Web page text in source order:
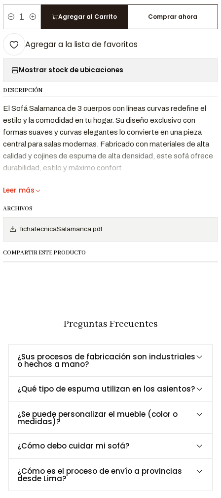
Cantidad
Agregar al Carrito Comprar ahora
Agregar a la lista de favoritos
Mostrar stock de ubicaciones
DESCRIPCIÓN
El Sofá Salamanca de 3 cuerpos con líneas curvas redefine el
estilo y la comodidad en tu hogar. Su diseño exclusivo con
formas suaves y curvas elegantes lo convierte en una pieza
central para salas modernas. Fabricado con materiales de alta
calidad y cojines de espuma de alta densidad, este sofá ofrece
durabilidad, estilo y máximo confort.
Beneficios Clave
Diseño
Elegante:
modernidad a cualquier sala.
Comodidad
Superior:
diseñados para ofrecer un soporte ergonómico y
Dimensiones y Especificaciones
EspecificaciónDetalle
Largo
210 cm
75 cm
Asiento
Espuma de 27 KG Densidad.
Personalización a Tu Medida
tu espacio y estilo.
Leer más
ARCHIVOS
fichatecnicaSalamanca.pdf
COMPARTIR ESTE PRODUCTO
Preguntas Frecuentes
¿Sus procesos de fabricación son industriales
o hechos a mano?
¿Qué tipo de espuma utilizan en los asientos?
¿Se puede personalizar el mueble (color o
medidas)?
¿Cómo debo cuidar mi sofá?
¿Cómo es el proceso de envío a provincias
desde Lima?